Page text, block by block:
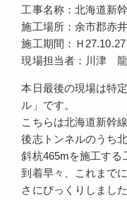
工事名称：北海道新
施工場所：余市郡赤
施工期間：Ｈ
現場担当者：川津
本日最後の現場は特
ル」です。
こちらは北海道新幹
後志トンネルのうち
斜杭465mを施工する
到着早々、これまで
さにびっくりしまし